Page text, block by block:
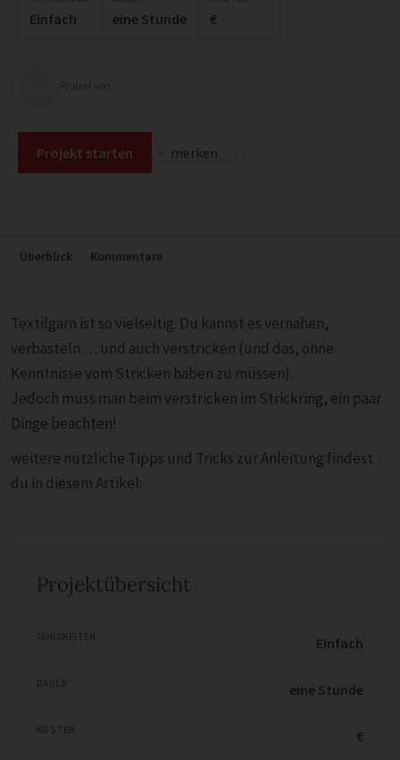
Einfach eine Stunde €
Projekt starten merken
Überblick Kommentare
Textilgarn ist so vielseitig. Du kannst es vernähen,
verbasteln … und auch verstricken (und das, ohne
Kenntnisse vom Stricken haben zu müssen).
Jedoch muss man beim verstricken im Strickring, ein paar
Dinge beachten!
weitere nützliche Tipps und Tricks zur Anleitung findest
du in diesem Artikel:
Projektübersicht
Einfach
eine Stunde
€